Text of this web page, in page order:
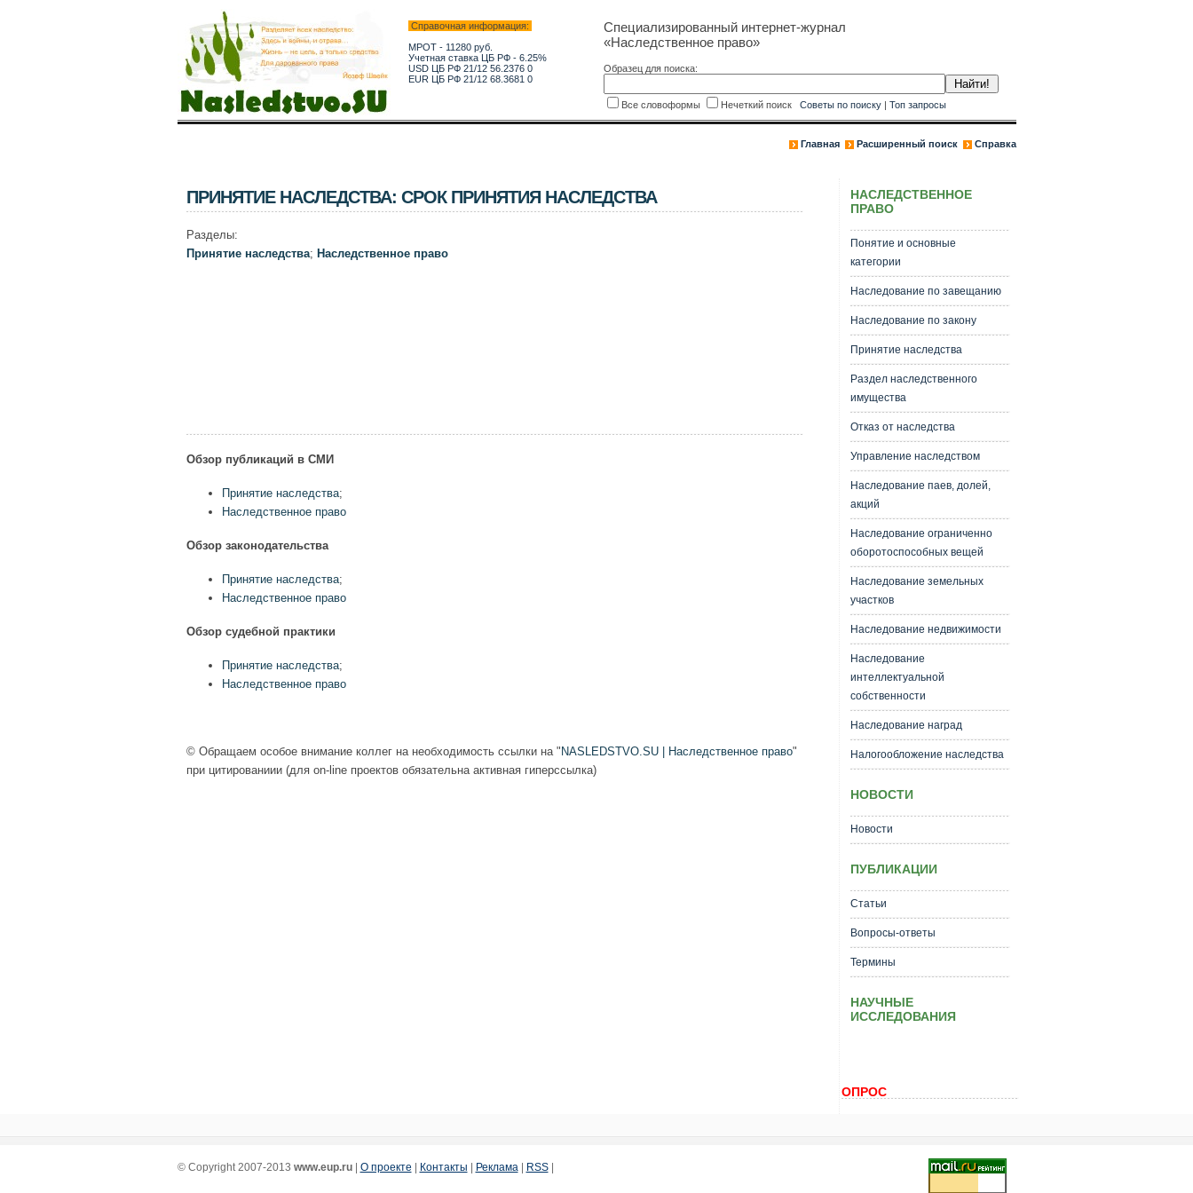
Справочная информация:
МРОТ - 11280 руб.
Учетная ставка ЦБ РФ - 6.25%
USD ЦБ РФ 21/12 56.2376 0
EUR ЦБ РФ 21/12 68.3681 0
Специализированный интернет-журнал
«Наследственное право»
Образец для поиска:
Все словоформы Нечеткий поиск Советы по поиску| Топ запросы
Главная Расширенный поиск Справка
ПРИНЯТИЕ НАСЛЕДСТВА: CРОК ПРИНЯТИЯ НАСЛЕДСТВА
Разделы:
Принятие наследства; Наследственное право
Обзор публикаций в СМИ
Принятие наследства;
Наследственное право
Обзор законодательства
Принятие наследства;
Наследственное право
Обзор судебной практики
Принятие наследства;
Наследственное право
© Обращаем особое внимание коллег на необходимость ссылки на "NASLEDSTVO.SU | Наследственное право"
при цитированиии (для on-line проектов обязательна активная гиперссылка)
НАСЛЕДСТВЕННОЕ
ПРАВО
Понятие и основные
категории
Наследование по завещанию
Наследование по закону
Принятие наследства
Раздел наследственного
имущества
Отказ от наследства
Управление наследством
Наследование паев, долей,
акций
Наследование ограниченно
оборотоспособных вещей
Наследование земельных
участков
Наследование недвижимости
Наследование
интеллектуальной
собственности
Наследование наград
Налогообложение наследства
НОВОСТИ
Новости
ПУБЛИКАЦИИ
Статьи
Вопросы-ответы
Термины
НАУЧНЫЕ
ИССЛЕДОВАНИЯ
ОПРОС
© Copyright 2007-2013 www.eup.ru| О проекте Контакты Реклама| RSS|